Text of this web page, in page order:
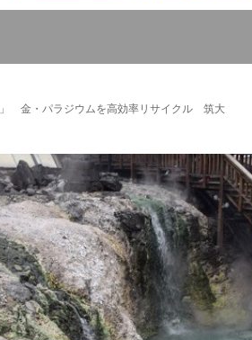
金・パラジウムを高効率リサイクル 筑大